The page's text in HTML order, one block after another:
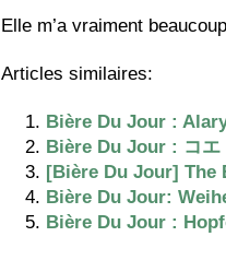
Elle m’a vraiment
Articles similaires:
Bière Du Jour :
Bière Du Jour : コ
[Bière Du Jour] The
Bière Du Jour:
Bière Du Jour :